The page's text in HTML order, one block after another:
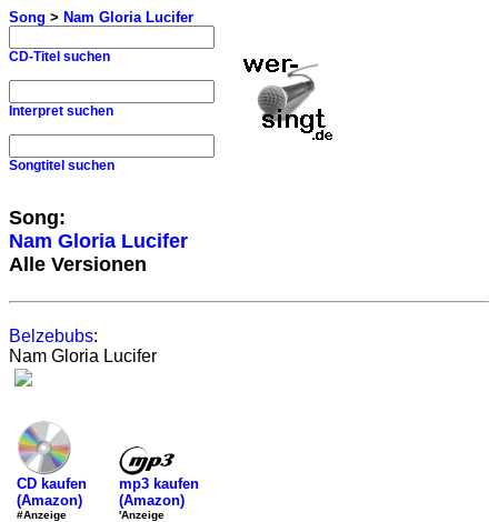
Song > Nam Gloria Lucifer
CD-Titel suchen
Interpret suchen
Songtitel suchen
Song:
Nam Gloria Lucifer
Alle Versionen
Belzebubs:
Nam Gloria Lucifer
CD kaufen
(Amazon)
#Anzeige
mp3 kaufen
(Amazon)
'Anzeige